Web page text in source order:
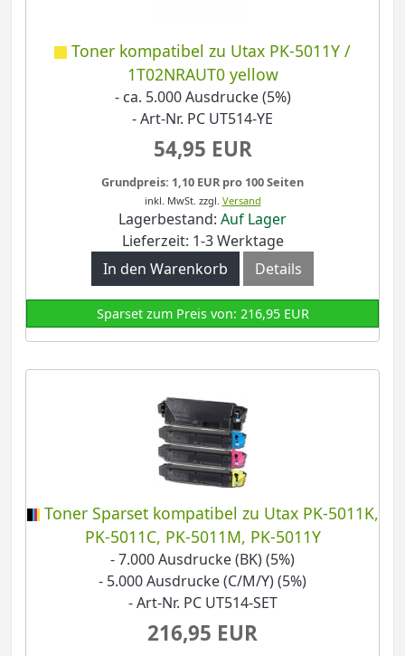
Toner kompatibel zu Utax PK-5011Y /
1T02NRAUT0 yellow
- ca. 5.000 Ausdrucke (5%)
- Art-Nr. PC UT514-YE
54,95 EUR
Grundpreis: 1,10 EUR pro 100 Seiten
inkl. MwSt. zzgl. Versand
Lagerbestand: Auf Lager
Lieferzeit: 1-3 Werktage
In den Warenkorb
Details
Sparset zum Preis von: 216,95 EUR
Toner Sparset kompatibel zu Utax PK-5011K,
PK-5011C, PK-5011M, PK-5011Y
- 7.000 Ausdrucke (BK) (5%)
- 5.000 Ausdrucke (C/M/Y) (5%)
- Art-Nr. PC UT514-SET
216,95 EUR